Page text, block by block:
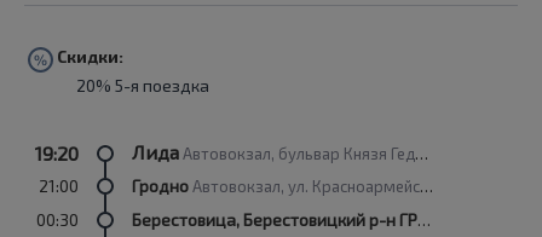
Скидки:
20% 5-я поездка
19:20 ЛидаАвтовокзал, бульвар Князя Гедимина, 1
21:00 ГродноАвтовокзал, ул. Красноармейская 7-А
00:30 Берестовица, Берестовицкий р-н ГРОДНЕНСКАЯ ОБЛ. Беларусь